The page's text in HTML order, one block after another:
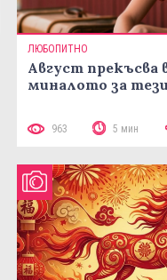
ЛЮБОПИТНО
Август прекъсва
миналото за
963 5 мин